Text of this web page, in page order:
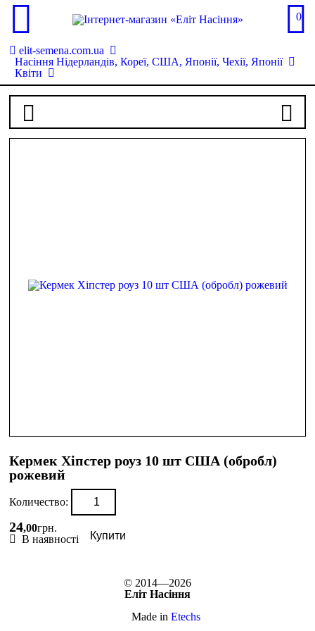
0
elit-semena.com.ua
Насіння Нідерландів, Кореї, США, Японії, Чехії, Японії
Квіти
Кермек Хіпстер роуз 10 шт США (обробл)
рожевий
Количество:
24,00грн.
В наявності
Купити
© 2014—2026
Еліт Насіння
Made in Etechs